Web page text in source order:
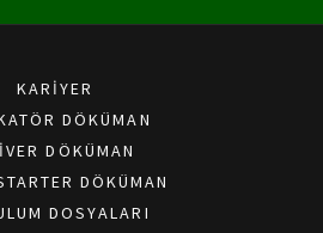
KARIYER
DÖKÜMAN
DÖKÜMAN
DÖKÜMAN
DOSYALARI